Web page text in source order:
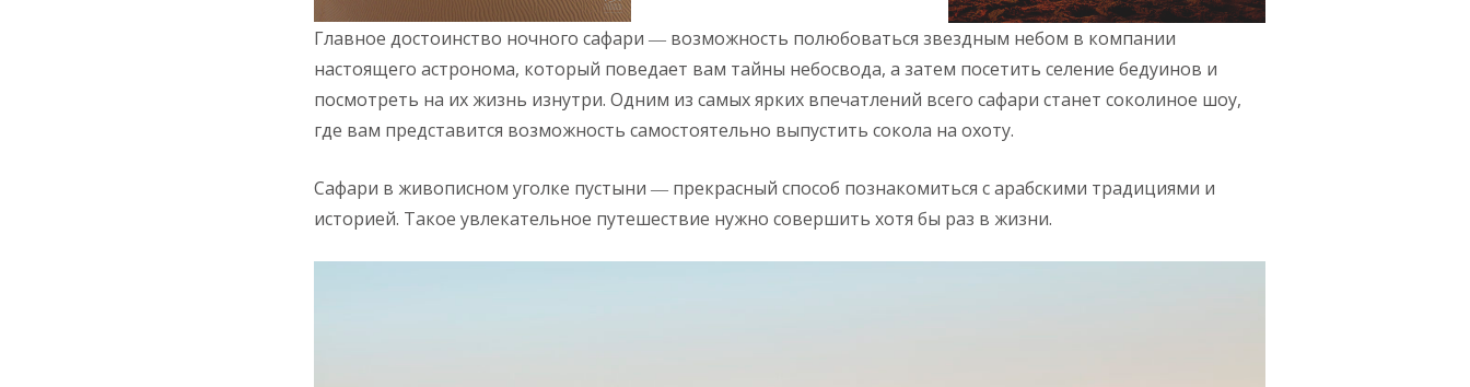
Главное достоинство ночного сафари ― возможность полюбоваться звездным небом в компании
настоящего астронома, который поведает вам тайны небосвода, а затем посетить селение бедуинов и
посмотреть на их жизнь изнутри. Одним из самых ярких впечатлений всего сафари станет соколиное шоу,
где вам представится возможность самостоятельно выпустить сокола на охоту.
Сафари в живописном уголке пустыни ― прекрасный способ познакомиться с арабскими традициями и
историей. Такое увлекательное путешествие нужно совершить хотя бы раз в жизни.